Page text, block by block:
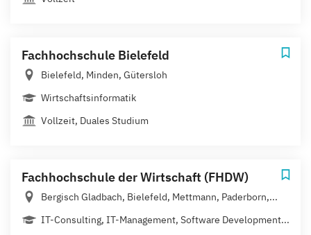
Fachhochschule Bielefeld
Bielefeld, Minden, Gütersloh
Wirtschaftsinformatik
Vollzeit, Duales Studium
Fachhochschule der Wirtschaft (FHDW)
Bergisch Gladbach, Bielefeld, Mettmann, Paderborn,...
IT-Consulting, IT-Management, Software Development...